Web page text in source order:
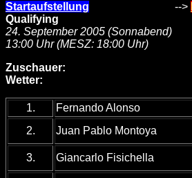
Startaufstellung -->
Qualifying
24. September 2005 (Sonnabend)
13:00 Uhr (MESZ: 18:00 Uhr)
Zuschauer:
Wetter:
1. Fernando Alonso
2.
Juan Pablo Montoya
3. Giancarlo Fisichella